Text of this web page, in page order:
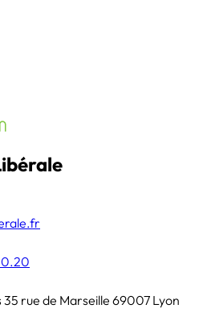
35 rue de Marseille 69007 Lyon